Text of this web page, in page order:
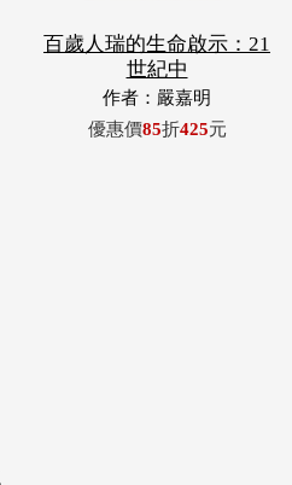
百歲人瑞的生命啟示：21
世紀中
作者：嚴嘉明
優惠價85折425元